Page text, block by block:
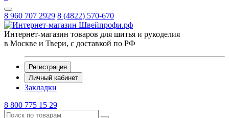
8 960 707 2929 8 (4822) 570-670
Интернет-магазин товаров для шитья и рукоделия
в Москве и Твери, с доставкой по РФ
Регистрация
Личный кабинет
Закладки
8 800 775 15 29